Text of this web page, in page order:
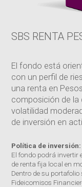
SBS RENTA
El fondo está
con un perfil de
una renta en
composición de la
volatilidad
de inversión en
Política de inversión:
El fondo podrá
de renta fija local en
Dentro de su
Fideicomisos